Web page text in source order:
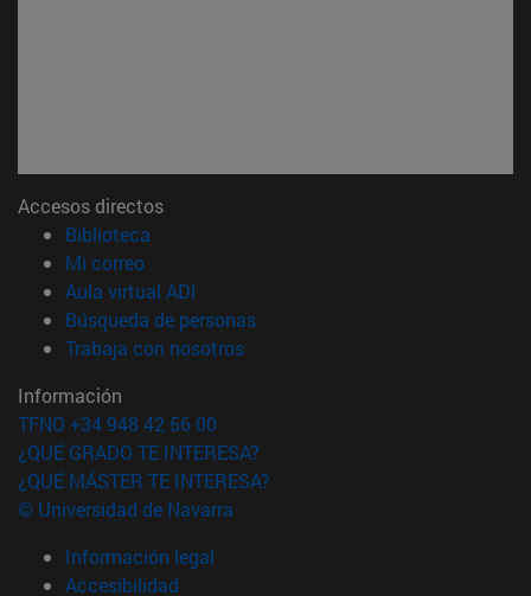
Accesos directos
Biblioteca
Mi correo(abre en nueva ventana)
Aula virtual ADI
Búsqueda de personas(abre en nueva ventana)
Trabaja con nosotros(abre en nueva ventana)
Información
TFNO +34 948 42 56 00
¿QUÉ GRADO TE INTERESA?
¿QUÉ MÁSTER TE INTERESA?
© Universidad de Navarra
Información legal
Accesibilidad